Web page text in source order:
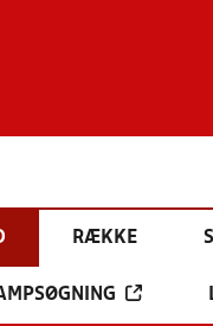
RÆKKE